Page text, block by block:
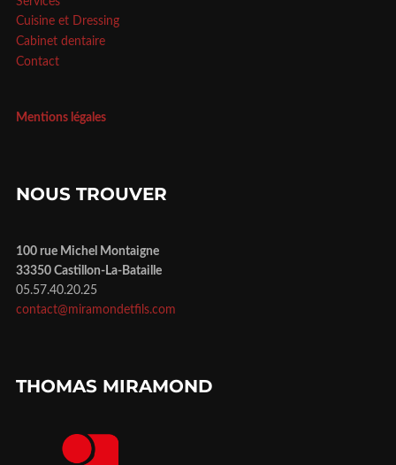
Cuisine et Dressing
Cabinet dentaire
Contact
Mentions légales
NOUS TROUVER
100 rue Michel Montaigne
33350 Castillon-La-Bataille
05.57.40.20.25
contact@miramondetfils.com
THOMAS MIRAMOND